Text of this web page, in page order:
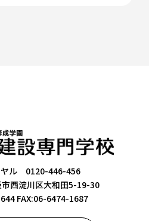
ヤル 0120-446-456
西淀川区大和田5-19-30
FAX:06-6474-1687